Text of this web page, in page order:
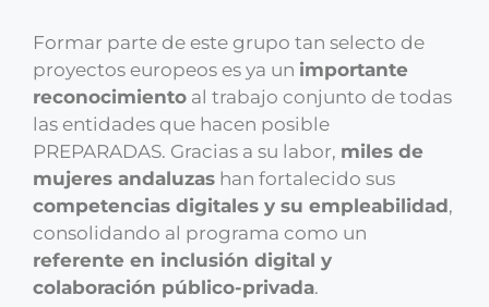
Formar parte de este grupo tan selecto de
proyectos europeos es ya un importante
reconocimiento al trabajo conjunto de todas
las entidades que hacen posible
PREPARADAS. Gracias a su labor, miles de
mujeres andaluzas han fortalecido sus
competencias digitales y su empleabilidad,
consolidando al programa como un
referente en inclusión digital y
colaboración público-privada.